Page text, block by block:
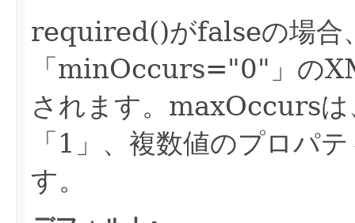
required()がfalseの場合
「minOccurs="0"」の
されます。maxOccurs
「1」、複数値のプロパ
す。